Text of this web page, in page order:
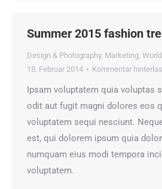
Summer 2015 fashion
Design & Photography, Marketing,
18. Februar 2014
Kommentar
Ipsam voluptatem quia voluptas
odit aut fugit magni dolores eos
voluptatem sequi nesciunt.
est, qui dolorem ipsum quia
numquam eius modi tempora
voluptatem.